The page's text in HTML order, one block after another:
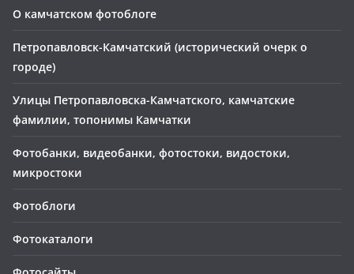
О камчатском фотоблоге
Петропавловск-Камчатский (исторический очерк о
городе)
Улицы Петропавловска-Камчатского, камчатские
фамилии, топонимы Камчатки
Фотобанки, видеобанки, фотостоки, видостоки,
микростоки
Фотоблоги
Фотокаталоги